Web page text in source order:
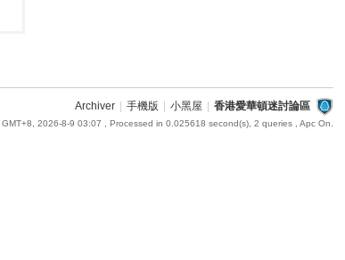
Archiver 手機版 小黑屋 香港愛華頓迷討論區
GMT+8, 2026-8-9 03:07 , Processed in 0.025618 second(s), 2 queries , Apc On.